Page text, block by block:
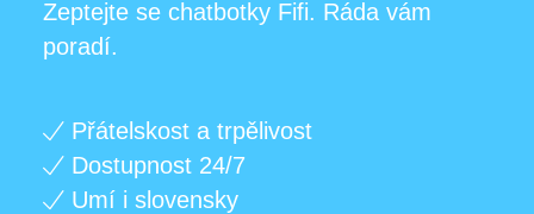
Zeptejte se chatbotky Fifi. Ráda vám
poradí.
Přátelskost a trpělivost
Dostupnost 24/7
Umí i slovensky